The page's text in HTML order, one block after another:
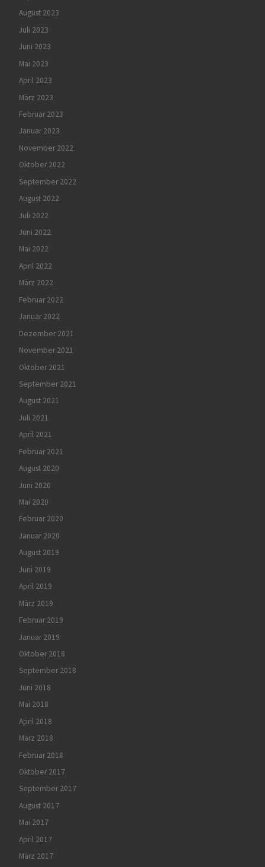
August 2023
Juli 2023
Juni 2023
Mai 2023
April 2023
März 2023
Februar 2023
Januar 2023
November 2022
Oktober 2022
September 2022
August 2022
Juli 2022
Juni 2022
Mai 2022
April 2022
März 2022
Februar 2022
Januar 2022
Dezember 2021
November 2021
Oktober 2021
September 2021
August 2021
Juli 2021
April 2021
Februar 2021
August 2020
Juni 2020
Mai 2020
Februar 2020
Januar 2020
August 2019
Juni 2019
April 2019
März 2019
Februar 2019
Januar 2019
Oktober 2018
September 2018
Juni 2018
Mai 2018
April 2018
März 2018
Februar 2018
Oktober 2017
September 2017
August 2017
Mai 2017
April 2017
März 2017